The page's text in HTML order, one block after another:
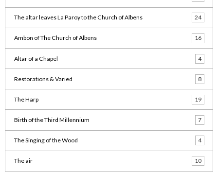
The altar leaves La Paroy to the Church of Albens 24
Ambon of The Church of Albens 16
Altar of a Chapel 4
Restorations & Varied 8
The Harp 19
Birth of the Third Millennium 7
The Singing of the Wood 4
The air 10